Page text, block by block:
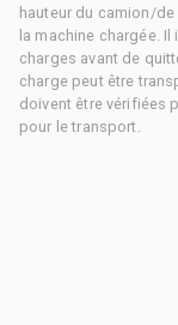
hauteur du camion/
la machine chargée.
charges avant de
charge peut être
doivent être vérifiées
pour le transport.